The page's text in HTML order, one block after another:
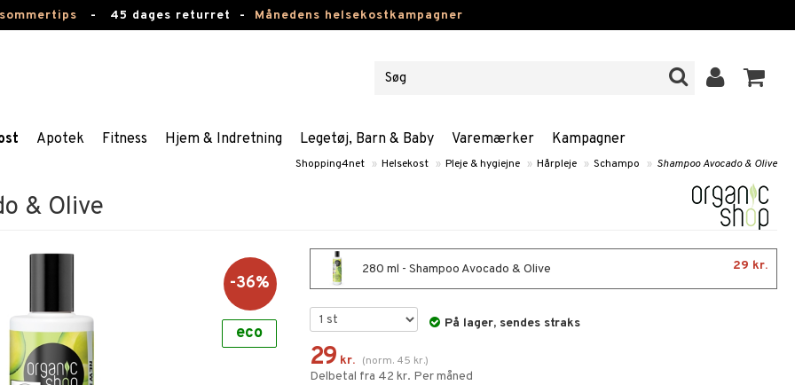
- 45 dages returret - Månedens helsekostkampagner
Apotek Fitness Hjem & Indretning Legetøj, Barn & Baby Varemærker Kampagner
Shopping4net » Helsekost » Pleje & hygiejne » Hårpleje » Schampo » Shampoo Avocado & Olive
& Olive
-36%
eco
280 ml - Shampoo Avocado & Olive 29 kr.
På lager, sendes straks
29 kr. (norm. 45 kr.)
Delbetal fra 42 kr. Per måned